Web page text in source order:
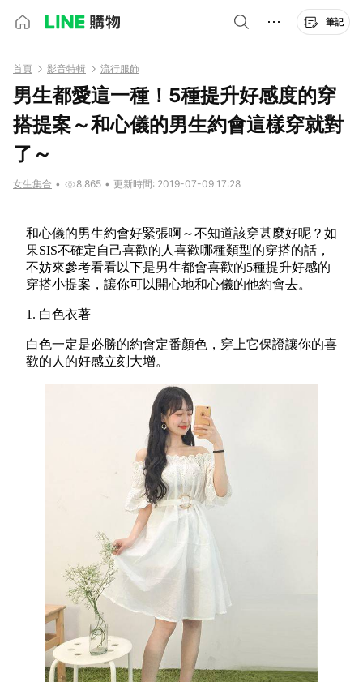
筆記
首頁 影音特輯 流行服飾
男生都愛這一種！5種提升好感度的穿
搭提案～和心儀的男生約會這樣穿就對
了～
女生集合 • 8,865 • 更新時間: 2019-07-09 17:28
和心儀的男生約會好緊張啊～不知道該穿甚麼好呢？如
果SIS不確定自己喜歡的人喜歡哪種類型的穿搭的話，
不妨來參考看看以下是男生都會喜歡的5種提升好感的
穿搭小提案，讓你可以開心地和心儀的他約會去。
1. 白色衣著
白色一定是必勝的約會定番顏色，穿上它保證讓你的喜
歡的人的好感立刻大增。